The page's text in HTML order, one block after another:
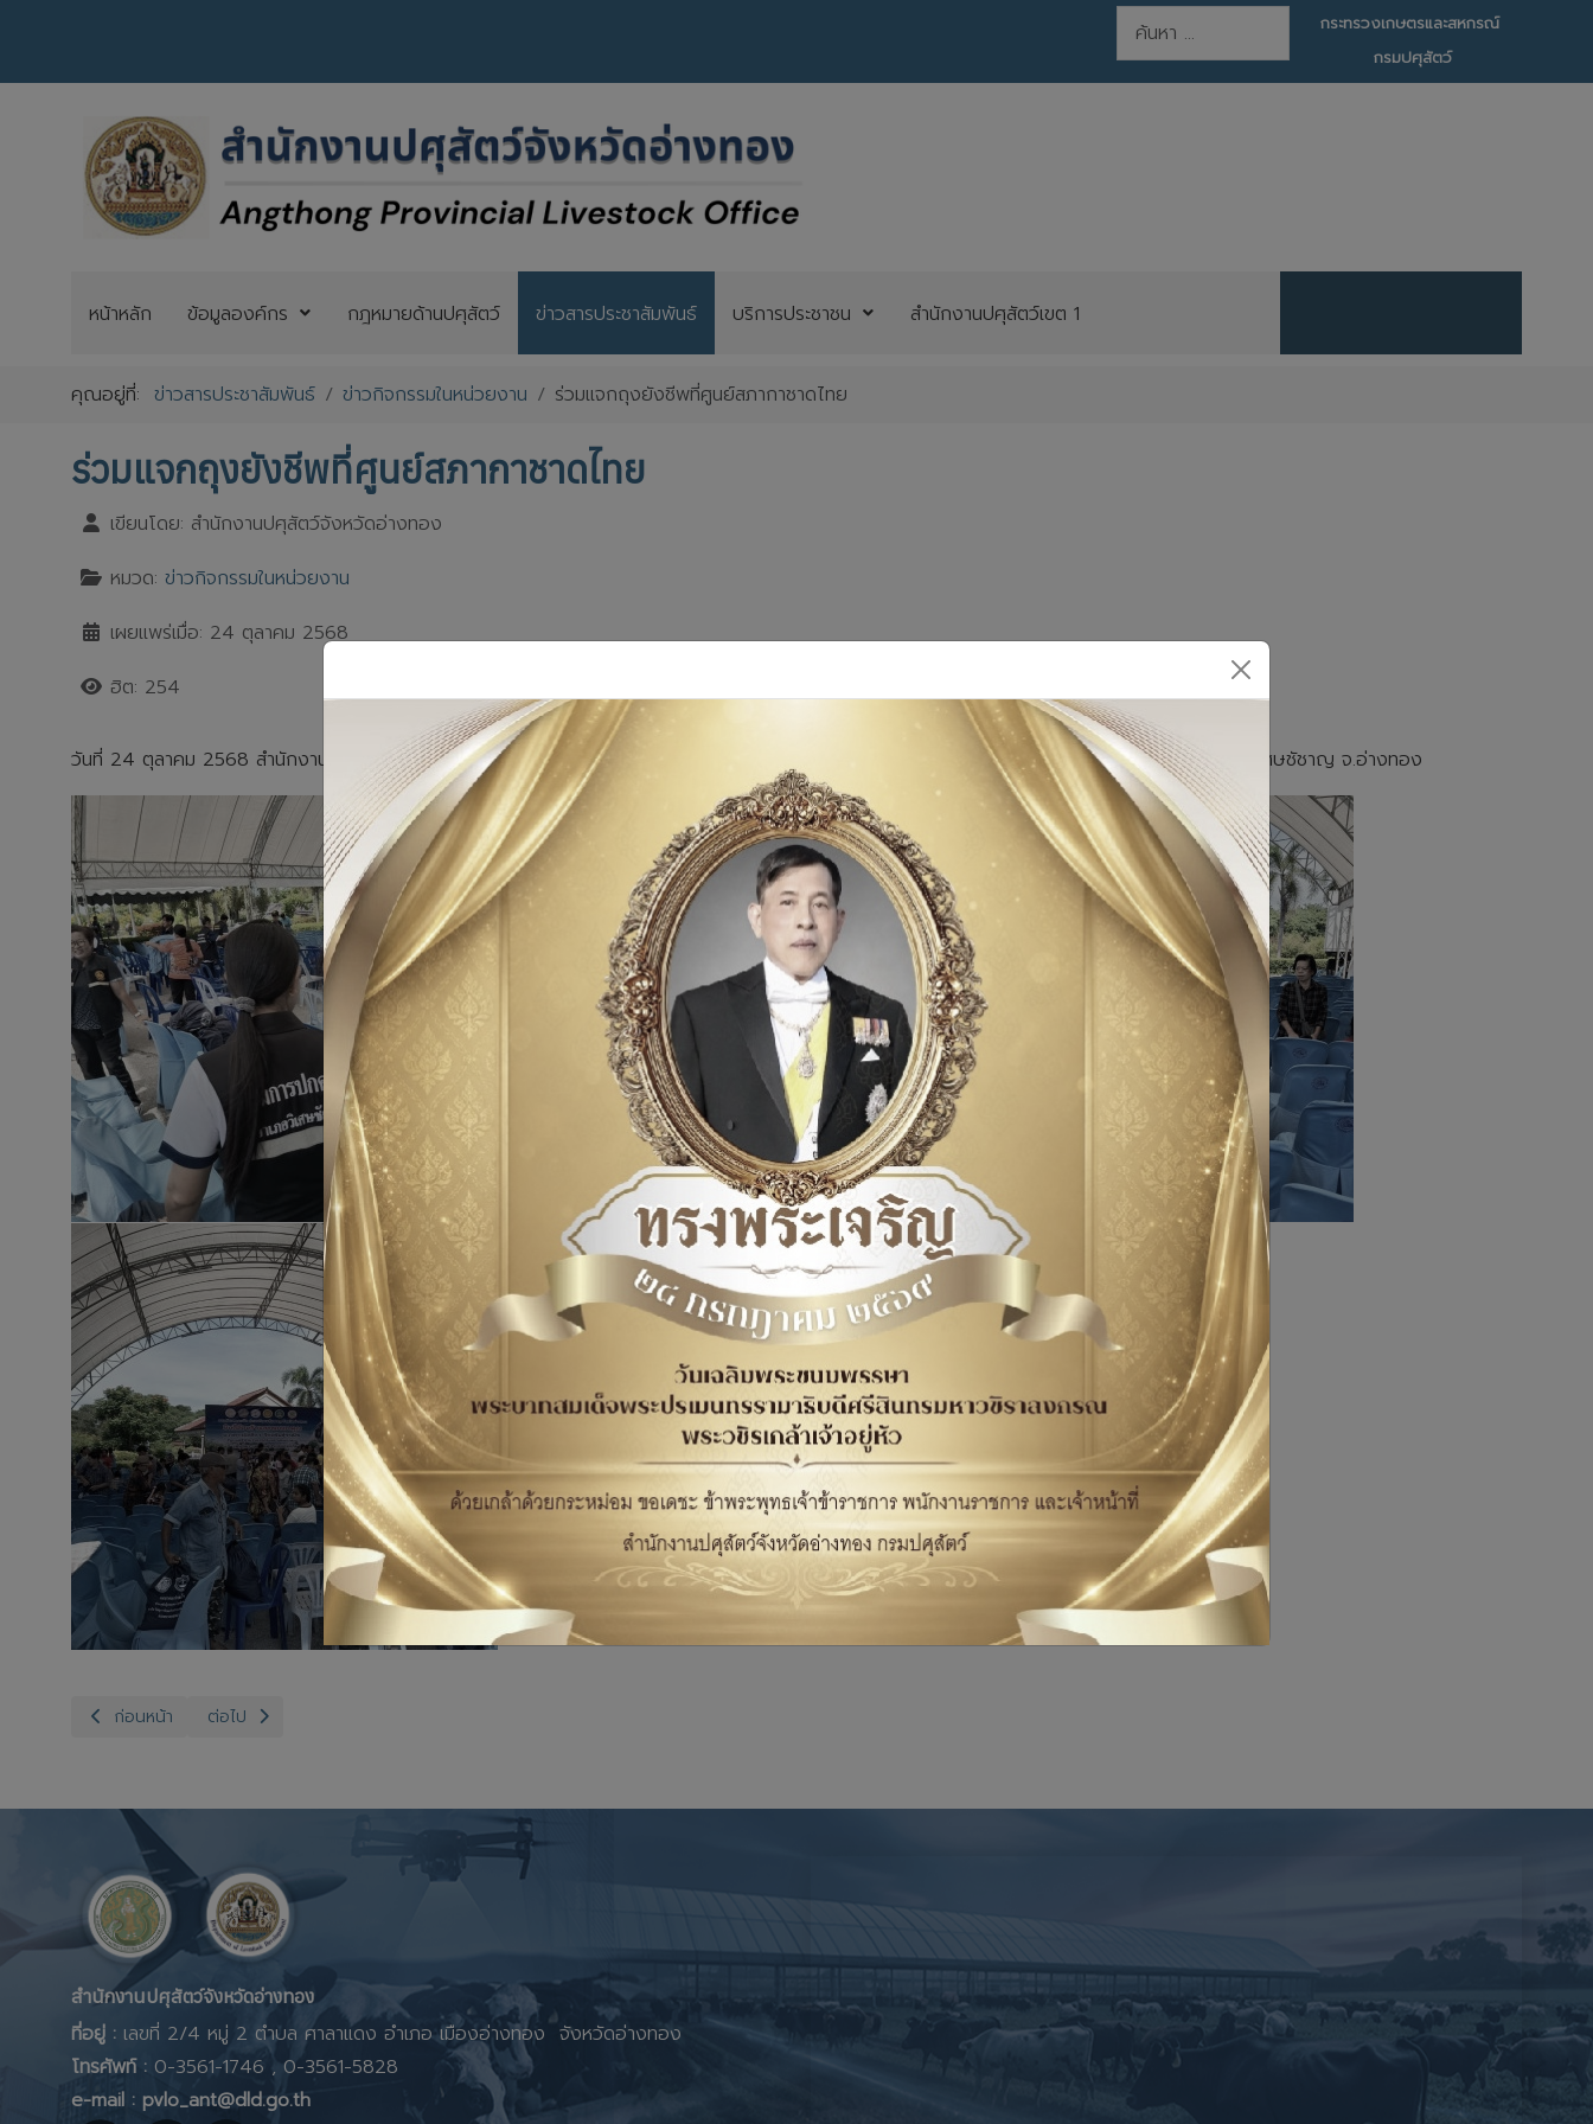
การค้นหา
กระทรวงเกษตรและสหกรณ์
กรมปศุสัตว์
หน้าหลัก ข้อมูลองค์กร กฎหมายด้านปศุสัตว์ ข่าวสารประชาสัมพันธ์ บริการประชาชน สำนักงานปศุสัตว์เขต 1
คุณอยู่ที่:ข่าวสารประชาสัมพันธ์ ข่าวกิจกรรมในหน่วยงาน ร่วมแจกถุงยังชีพที่ศูนย์สภากาชาดไทย
ร่วมแจกถุงยังชีพที่ศูนย์สภากาชาดไทย
เขียนโดย: สำนักงานปศุสัตว์จังหวัดอ่างทอง
หมวด:ข่าวกิจกรรมในหน่วยงาน
เผยแพร่เมื่อ: 24 ตุลาคม 2568
ฮิต: 254
วันที่ 24 ตุลาคม 2568 สำนักงานปศุสัตว์จังหวัดอ่างทอง มอบหมายให้ปศุสัตว์อำเภอวิเศษชัยชาญ ร่วมแจกถุงยังชีพที่ศูนย์สภากาชาดไทย ม.9 ต.บางจัก อ.วิเศษชัชาญ จ.อ่างทอง
เนื้อหาก่อนหน้า: สำนักงานปศุสัตว์จังหวัดอ่างทอง กลุ่มพัฒนาคุณภาพสินค้าปศุสัตว์ ร่วมกับเจ้าหน้าที่สำนักงานปศุสัตว์อำเภอวิเศษชัยชาญ ร่วมตรวจสอบข้อเท็จจริง กรณี เรื่องร้องเรียนฟาร์มเลี้ยงสุกร
ก่อนหน้า เนื้อหาถัดไป: สำนักงานปศุสัตว์จังหวัดอ่างทอง กลุ่มพัฒนาสุขภาพสัตว์ สำนักงานปศุสัตว์จังหวัดอ่างทองและเจ้าหน้าที่สำนักงานปศุสัตว์อำเภอ ทุกอำเภอในจังหวัดอ่างทอง เข้าร่วมอบรมการใช้งานแอ
ต่อไป
สำนักงานปศุสัตว์จังหวัดอ่างทอง
ที่อยู่ : เลขที่ 2/4 หมู่ 2 ตำบล ศาลาแดง อำเภอ เมืองอ่างทอง จังหวัดอ่างทอง
โทรศัพท์ : 0-3561-1746 , 0-3561-5828
e-mail : pvlo_ant@dld.go.th